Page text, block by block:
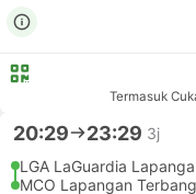
Termasuk
20:29 23:29 3j
LGA LaGuardia
MCO Lapangan